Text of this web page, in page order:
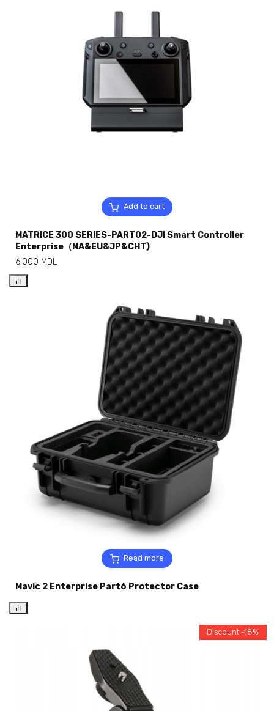
Add to cart
MATRICE 300 SERIES-PART02-DJI Smart Controller
Enterprise（NA&EU&JP&CHT)
6,000 MDL
Read more
Mavic 2 Enterprise Part6 Protector Case
Discount -18%